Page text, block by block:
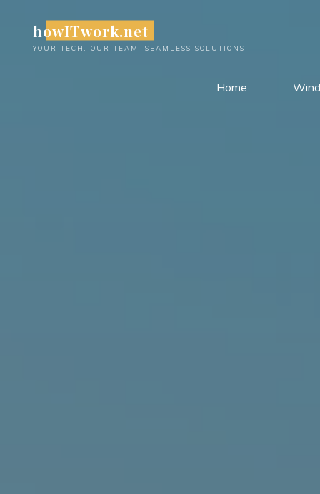
content
howITwork.net
YOUR TECH, OUR TEAM, SEAMLESS SOLUTIONS
Home